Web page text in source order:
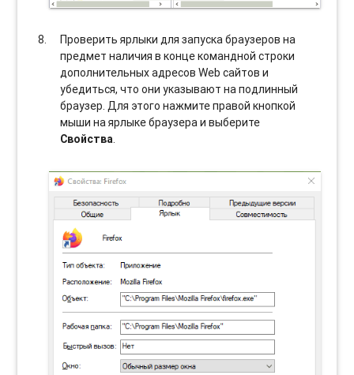
Проверить ярлыки для запуска браузеров на
предмет наличия в конце командной строки
дополнительных адресов Web сайтов и
убедиться, что они указывают на подлинный
браузер. Для этого нажмите правой кнопкой
мыши на ярлыке браузера и выберите
Свойства.